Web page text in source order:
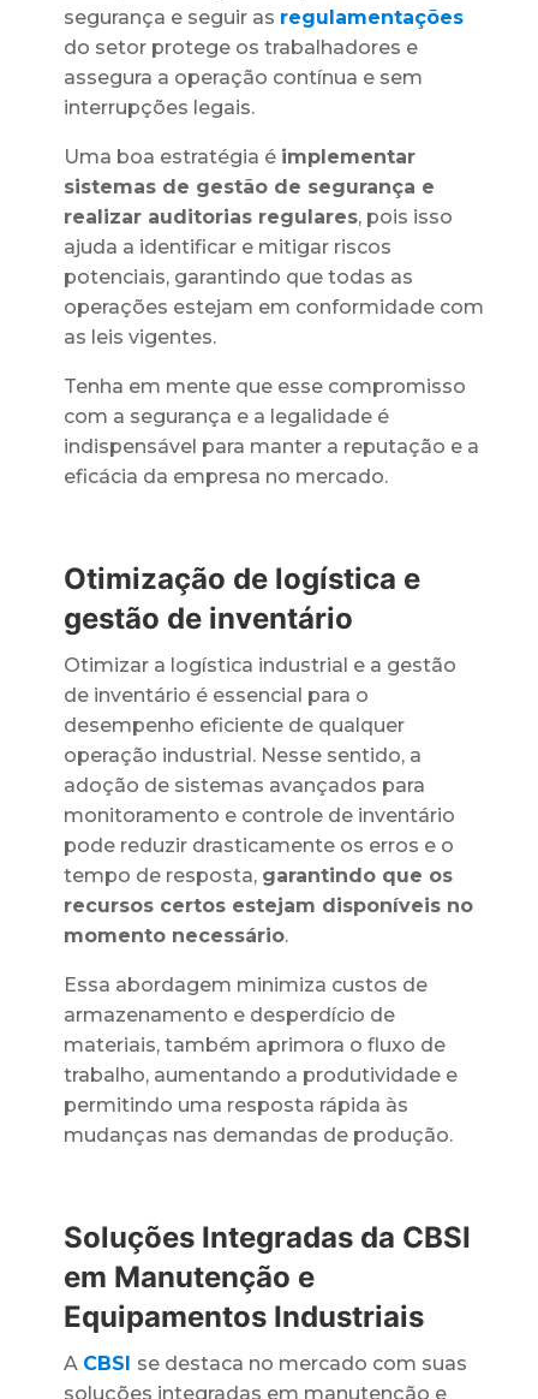
segurança e seguir as regulamentações
do setor protege os trabalhadores e
assegura a operação contínua e sem
interrupções legais.
Uma boa estratégia é implementar
sistemas de gestão de segurança e
realizar auditorias regulares, pois isso
ajuda a identificar e mitigar riscos
potenciais, garantindo que todas as
operações estejam em conformidade com
as leis vigentes.
Tenha em mente que esse compromisso
com a segurança e a legalidade é
indispensável para manter a reputação e a
eficácia da empresa no mercado.
Otimização de logística e
gestão de inventário
Otimizar a logística industrial e a gestão
de inventário é essencial para o
desempenho eficiente de qualquer
operação industrial. Nesse sentido, a
adoção de sistemas avançados para
monitoramento e controle de inventário
pode reduzir drasticamente os erros e o
tempo de resposta, garantindo que os
recursos certos estejam disponíveis no
momento necessário.
Essa abordagem minimiza custos de
armazenamento e desperdício de
materiais, também aprimora o fluxo de
trabalho, aumentando a produtividade e
permitindo uma resposta rápida às
mudanças nas demandas de produção.
Soluções Integradas da CBSI
em Manutenção e
Equipamentos Industriais
A CBSI se destaca no mercado com suas
soluções integradas em manutenção e